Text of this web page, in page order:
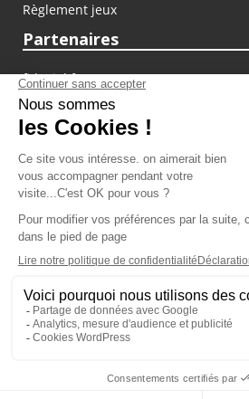
Règlement jeux
Partenaires
fiducial.fr
lyoncapitale.fr
olympique-et-lyonnais.com
L'application Iphone /
Téléchargez
Les cookies
Gestion des cookies
Crédit photos : ©Sud Radio /